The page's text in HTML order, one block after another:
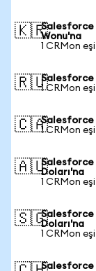
🇰🇷Salesforce
Wonu'na
1 CRMon
🇷🇺Salesforce
1 CRMon
🇨🇦Salesforce
1 CRMon
🇦🇺Salesforce
Doları'na
1 CRMon
🇸🇬Salesforce
Doları'na
1 CRMon
Salesforce